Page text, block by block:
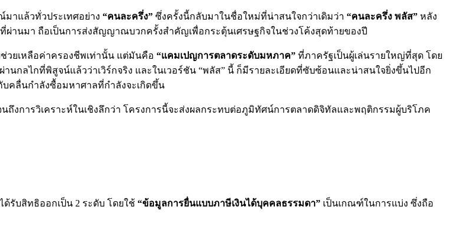
มาแล้วทั่วประเทศอย่าง “คนละครึ่ง” ซึ่งครั้งนี้กลับมาในชื่อใหม่ที่น่าสนใจกว่าเดิมว่า “คนละครึ่ง พลัส” หลัง
านมา ถือเป็นการส่งสัญญาณบวกครั้งสำคัญเพื่อกระตุ้นเศรษฐกิจในช่วงโค้งสุดท้ายของปี
วยเหลือค่าครองชีพเท่านั้น แต่มันคือ “แคมเปญการตลาดระดับมหภาค” ที่ภาครัฐเป็นผู้เล่นรายใหญ่ที่สุด โดย
นกลไกที่พิสูจน์แล้วว่าเวิร์กจริง และในเวอร์ชัน “พลัส” นี้ ก็มีรายละเอียดที่ซับซ้อนและน่าสนใจยิ่งขึ้นไปอีก
คลื่นกำลังซื้อมหาศาลที่กำลังจะเกิดขึ้น
ถึงการวิเคราะห์ในเชิงลึกว่า โครงการนี้จะส่งผลกระทบต่อภูมิทัศน์การตลาดดิจิทัลและพฤติกรรมผู้บริโภค
รับสิทธิออกเป็น 2 ระดับ โดยใช้ “ข้อมูลการยื่นแบบภาษีเงินได้บุคคลธรรมดา” เป็นเกณฑ์ในการแบ่ง ซึ่งถือ